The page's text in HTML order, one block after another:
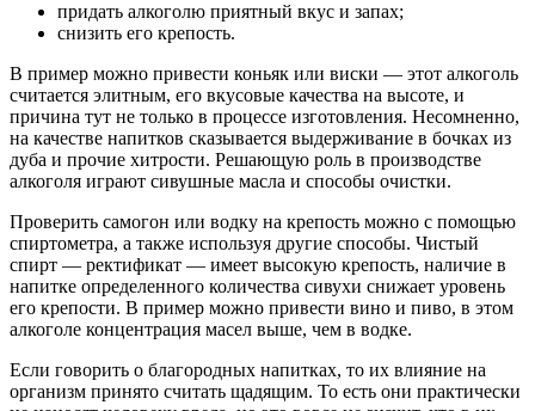
придать алкоголю приятный вкус и запах;
снизить его крепость.
В пример можно привести коньяк или виски — этот алкоголь
считается элитным, его вкусовые качества на высоте, и
причина тут не только в процессе изготовления. Несомненно,
на качестве напитков сказывается выдерживание в бочках из
дуба и прочие хитрости. Решающую роль в производстве
алкоголя играют сивушные масла и способы очистки.
Проверить самогон или водку на крепость можно с помощью
спиртометра, а также используя другие способы. Чистый
спирт — ректификат — имеет высокую крепость, наличие в
напитке определенного количества сивухи снижает уровень
его крепости. В пример можно привести вино и пиво, в этом
алкоголе концентрация масел выше, чем в водке.
Если говорить о благородных напитках, то их влияние на
организм принято считать щадящим. То есть они практически